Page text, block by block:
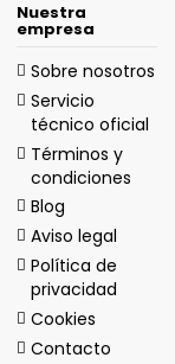
Nuestra
empresa
Sobre nosotros
Servicio
técnico oficial
Términos y
condiciones
Blog
Aviso legal
Política de
privacidad
Cookies
Contacto